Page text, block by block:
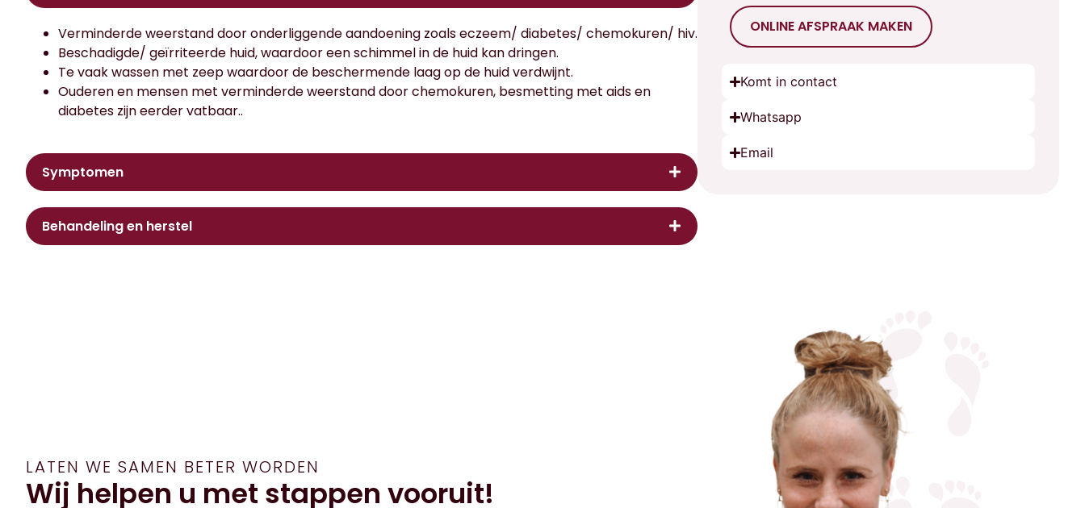
Verminderde weerstand door onderliggende aandoening zoals eczeem/ diabetes/ chemokuren/ hiv.
Beschadigde/ geïrriteerde huid, waardoor een schimmel in de huid kan dringen.
Te vaak wassen met zeep waardoor de beschermende laag op de huid verdwijnt.
Ouderen en mensen met verminderde weerstand door chemokuren, besmetting met aids en
diabetes zijn eerder vatbaar..
Symptomen
Behandeling en herstel
ONLINE AFSPRAAK MAKEN
Komt in contact
Whatsapp
Email
LATEN WE SAMEN BETER WORDEN
Wij helpen u met stappen vooruit!